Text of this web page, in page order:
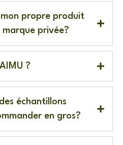
mon propre produit
privée?
?
échantillons
en gros?